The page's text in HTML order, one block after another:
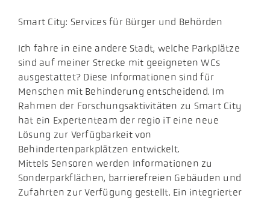
Smart City: Services für Bürger und Behörden
Ich fahre in eine andere Stadt, welche Parkplätze
sind auf meiner Strecke mit geeigneten WCs
ausgestattet? Diese Informationen sind für
Menschen mit Behinderung entscheidend. Im
Rahmen der Forschungsaktivitäten zu Smart City
hat ein Expertenteam der regio iT eine neue
Lösung zur Verfügbarkeit von
Behindertenparkplätzen entwickelt.
Mittels Sensoren werden Informationen zu
Sonderparkflächen, barrierefreien Gebäuden und
Zufahrten zur Verfügung gestellt. Ein integrierter